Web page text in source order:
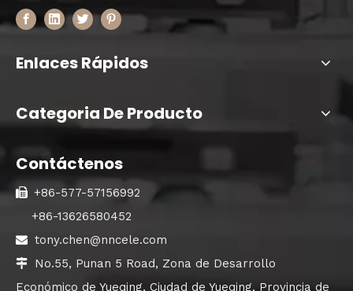
Enlaces Rápidos
Categoria De Producto
Contáctenos
 +86-577-57156992
+86-13626580452
 tony.chen@nncele.com

No.55, Punan 5 Road, Zona de Desarrollo
Económico de Yueqing, Ciudad de Yueqing, Provincia de